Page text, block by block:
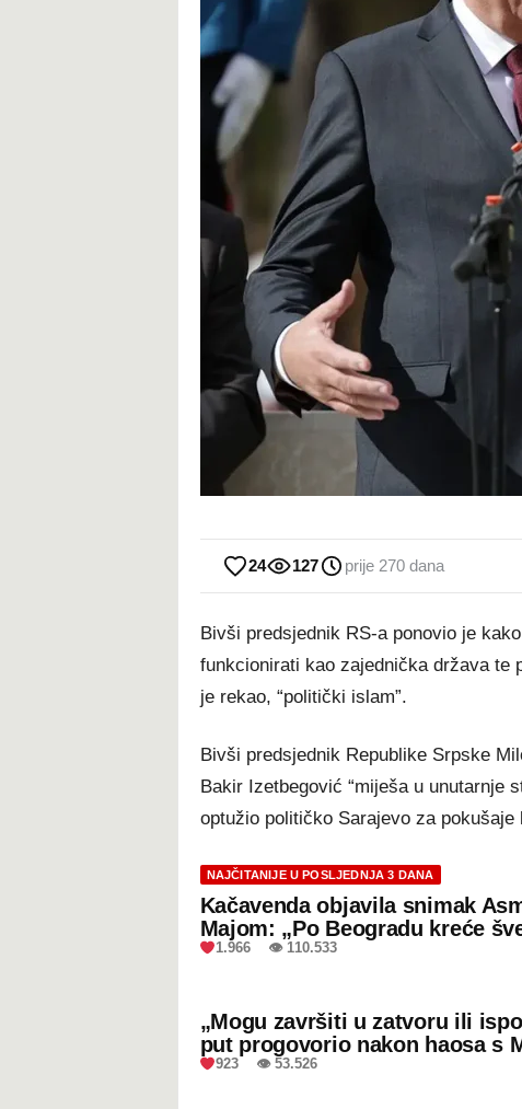
24 127 prije 270 dana
Bivši predsjednik RS-a ponovio je
funkcionirati kao zajednička država te
je rekao, “politički islam”.
Bivši predsjednik Republike Srpske
Bakir Izetbegović “miješa u unutarnje
optužio političko Sarajevo za
NAJČITANIJE U POSLJEDNJA 3 DANA
Kačavenda objavila snimak
Majom: „Po Beogradu kreće
1.966 👁 110.533
„Mogu završiti u zatvoru ili
put progovorio nakon haosa s
923 👁 53.526